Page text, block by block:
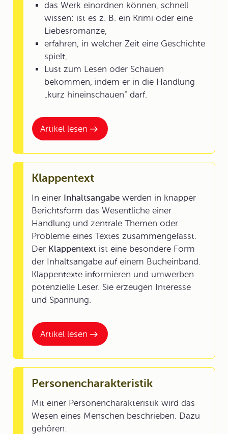
Artikel lesen
das Werk einordnen können, schnell
wissen: ist es z. B. ein Krimi oder eine
Liebesromanze,
erfahren, in welcher Zeit eine Geschichte
spielt,
Lust zum Lesen oder Schauen
bekommen, indem er in die Handlung
„kurz hineinschauen“ darf.
Artikel lesen
Klappentext
In einer Inhaltsangabe werden in knapper
Berichtsform das Wesentliche einer
Handlung und zentrale Themen oder
Probleme eines Textes zusammengefasst.
Der Klappentext ist eine besondere Form
der Inhaltsangabe auf einem Bucheinband.
Klappentexte informieren und umwerben
potenzielle Leser. Sie erzeugen Interesse
und Spannung.
Personencharakteristik
Mit einer Personencharakteristik wird das
Wesen eines Menschen beschrieben. Dazu
gehören: